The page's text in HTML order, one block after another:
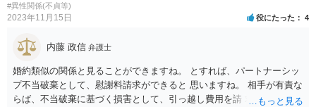
#異性関係(不貞等)
2023年11月15日 役にたった 4
内藤 政信 弁護士
婚約類似の関係と見ることができますね。 とすれば、パートナーシッ
プ不当破棄として、慰謝料請求ができると 思いますね。 相手が有責な
らば、不当破棄に基づく損害として、引っ越し費用を請 求できるよう